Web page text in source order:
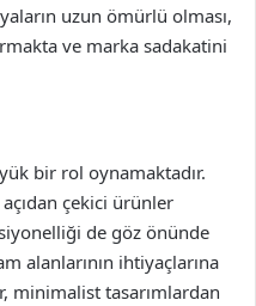
uzun ömürlü olması,
ve marka sadakatini
bir rol oynamaktadır.
çekici ürünler
de göz önünde
alanlarının ihtiyaçlarına
minimalist tasarımlardan